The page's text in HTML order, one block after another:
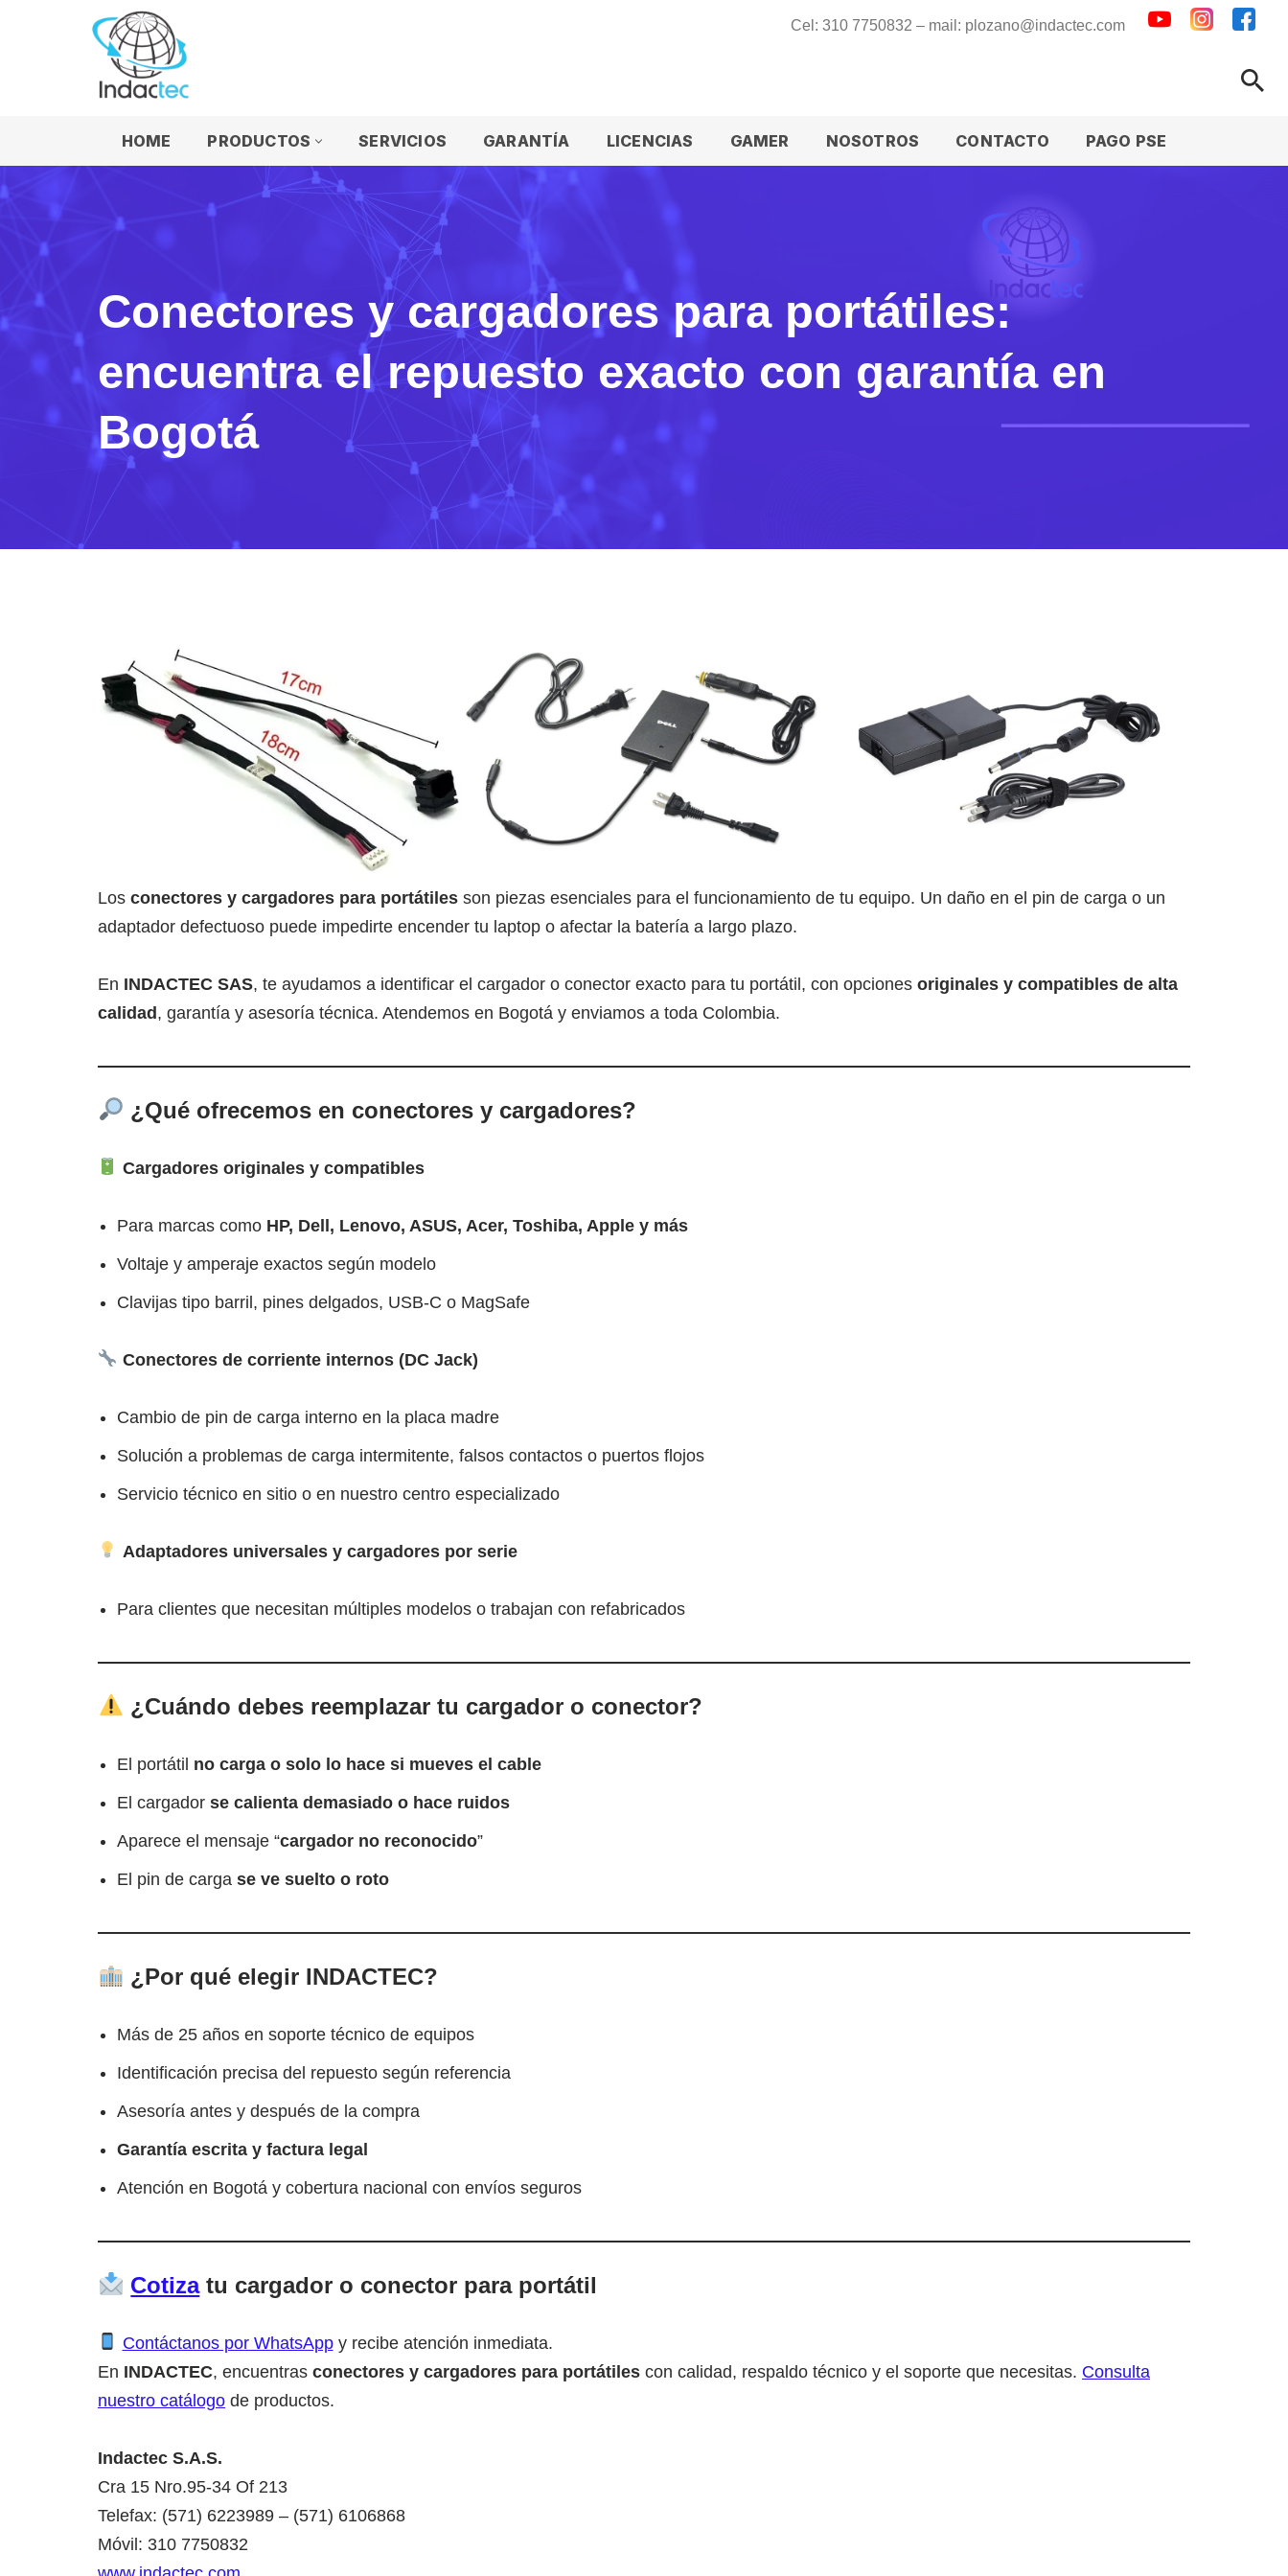
Cel: 310 7750832 – mail: plozano@indactec.com
HOME PRODUCTOS SERVICIOS GARANTÍA LICENCIAS GAMER NOSOTROS CONTACTO PAGO PSE
Conectores y cargadores para portátiles:
encuentra el repuesto exacto con garantía en
Bogotá
Los conectores y cargadores para portátiles son piezas esenciales para el funcionamiento de tu equipo. Un daño en el pin de carga o un
adaptador defectuoso puede impedirte encender tu laptop o afectar la batería a largo plazo.
En INDACTEC SAS, te ayudamos a identificar el cargador o conector exacto para tu portátil, con opciones originales y compatibles de alta
calidad, garantía y asesoría técnica. Atendemos en Bogotá y enviamos a toda Colombia.
¿Qué ofrecemos en conectores y cargadores?
Cargadores originales y compatibles
Para marcas como HP, Dell, Lenovo, ASUS, Acer, Toshiba, Apple y más
Voltaje y amperaje exactos según modelo
Clavijas tipo barril, pines delgados, USB-C o MagSafe
Conectores de corriente internos (DC Jack)
Cambio de pin de carga interno en la placa madre
Solución a problemas de carga intermitente, falsos contactos o puertos flojos
Servicio técnico en sitio o en nuestro centro especializado
Adaptadores universales y cargadores por serie
Para clientes que necesitan múltiples modelos o trabajan con refabricados
¿Cuándo debes reemplazar tu cargador o conector?
El portátil no carga o solo lo hace si mueves el cable
El cargador se calienta demasiado o hace ruidos
Aparece el mensaje “cargador no reconocido”
El pin de carga se ve suelto o roto
¿Por qué elegir INDACTEC?
Más de 25 años en soporte técnico de equipos
Identificación precisa del repuesto según referencia
Asesoría antes y después de la compra
Garantía escrita y factura legal
Atención en Bogotá y cobertura nacional con envíos seguros
Cotizatu cargador o conector para portátil
Contáctanos por WhatsAppy recibe atención inmediata.
En INDACTEC, encuentras conectores y cargadores para portátiles con calidad, respaldo técnico y el soporte que necesitas. Consulta
nuestro catálogo de productos.
Indactec S.A.S.
Cra 15 Nro.95-34 Of 213
Telefax: (571) 6223989 – (571) 6106868
Móvil: 310 7750832